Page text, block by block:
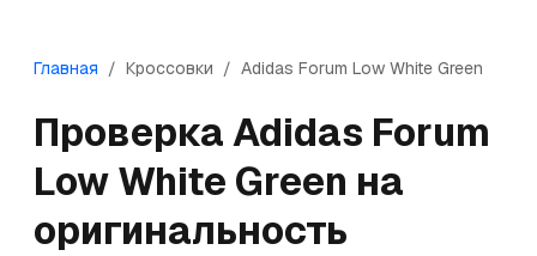
Главная / Кроссовки / Adidas Forum Low White Green
ПроверкаAdidas Forum
Low White Green на
оригинальность